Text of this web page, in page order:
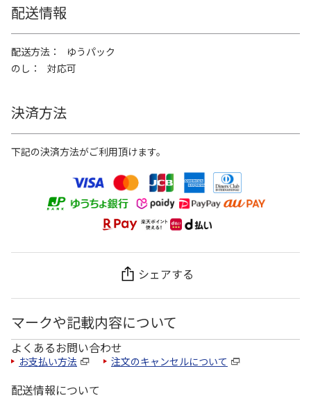
配送情報
配送方法
ゆうパック
のし
対応可
決済方法
下記の決済方法がご利用頂けます。
シェアする
マークや記載内容について
よくあるお問い合わせ
お支払い方法 注文のキャンセルについて
配送情報について